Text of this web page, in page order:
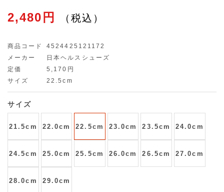
2,480円
商品コード
4524425121172
メーカー
日本ヘルスシューズ
定価
5,170円
サイズ
22.5cm
サイズ
21.5cm 22.0cm 22.5cm 23.0cm 23.5cm 24.0cm
24.5cm 25.0cm 25.5cm 26.0cm 26.5cm 27.0cm
28.0cm 29.0cm